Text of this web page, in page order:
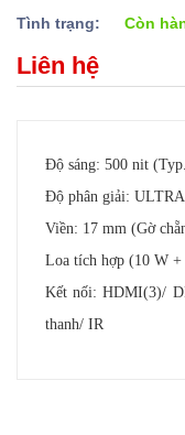
Tình trạng:
Còn
Liên hệ
Độ sáng: 500 nit
Độ phân giải:
Viền: 17 mm (Gờ
Loa tích hợp (10 W +
Kết nối: HDMI(3)/
thanh/ IR